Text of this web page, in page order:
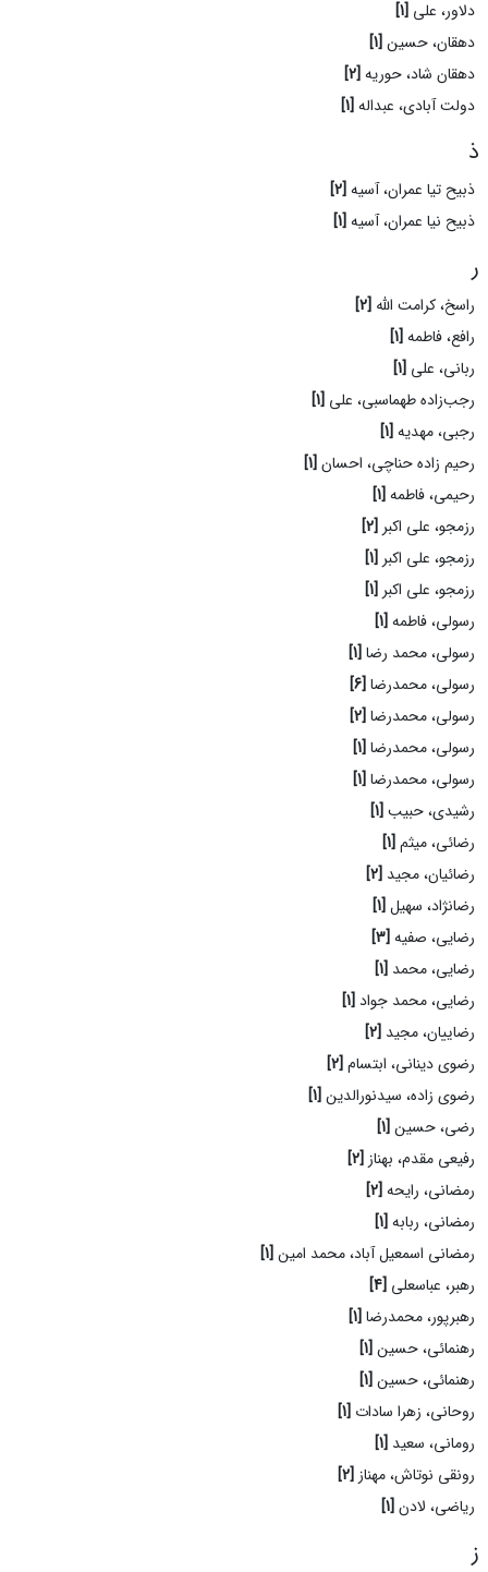
دلاور، علی [1]
دهقان، حسین [1]
دهقان شاد، حوریه [2]
دولت آبادی، عبداله [1]
ذ
ذبیح تیا عمران، آسیه [2]
ذبیح نیا عمران، آسیه [1]
ر
راسخ، کرامت الله [2]
رافع، فاطمه [1]
ربانی، علی [1]
رجب‌زاده طهماسبی، علی [1]
رجبی، مهدیه [1]
رحیم زاده حناچی، احسان [1]
رحیمی، فاطمه [1]
رزمجو، علی اکبر [2]
رزمجو، علی اکبر [1]
رزمجو، علی اکبر [1]
رسولی، فاطمه [1]
رسولی، محمد رضا [1]
رسولی، محمدرضا [6]
رسولی، محمدرضا [2]
رسولی، محمدرضا [1]
رسولی، محمدرضا [1]
رشیدی، حبیب [1]
رضائی، میثم [1]
رضائیان، مجید [2]
رضانژاد، سهیل [1]
رضایی، صفیه [3]
رضایی، محمد [1]
رضایی، محمد جواد [1]
رضاییان، مجید [2]
رضوی دینانی، ابتسام [2]
رضوی زاده، سیدنورالدین [1]
رضی، حسین [1]
رفیعی مقدم، بهناز [2]
رمضانی، رایحه [2]
رمضانی، ربابه [1]
رمضانی اسمعیل آباد، محمد امین [1]
رهبر، عباسعلی [4]
رهبرپور، محمدرضا [1]
رهنمائی، حسین [1]
رهنمائی، حسین [1]
روحانی، زهرا سادات [1]
رومانی، سعید [1]
رونقی نوتاش، مهناز [2]
ریاضی، لادن [1]
ز